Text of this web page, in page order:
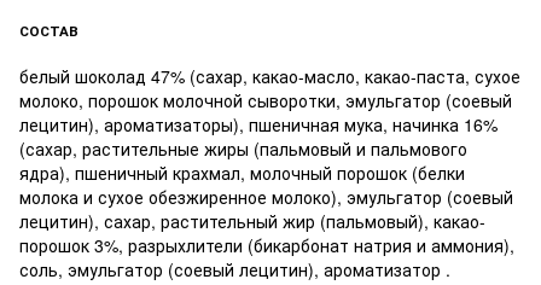
СОСТАВ
белый шоколад 47% (сахар, какао-масло, какао-паста, сухое
молоко, порошок молочной сыворотки, эмульгатор (соевый
лецитин), ароматизаторы), пшеничная мука, начинка 16%
(сахар, растительные жиры (пальмовый и пальмового
ядра), пшеничный крахмал, молочный порошок (белки
молока и сухое обезжиренное молоко), эмульгатор (соевый
лецитин), сахар, растительный жир (пальмовый), какао-
порошок 3%, разрыхлители (бикарбонат натрия и аммония),
соль, эмульгатор (соевый лецитин), ароматизатор .